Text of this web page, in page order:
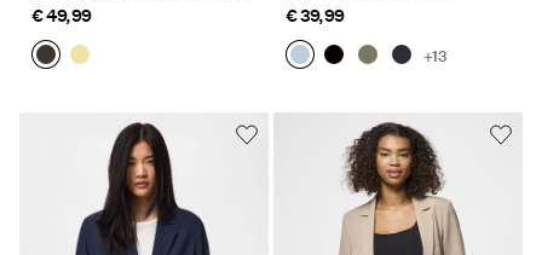
€ 49,99
€ 39,99
+13